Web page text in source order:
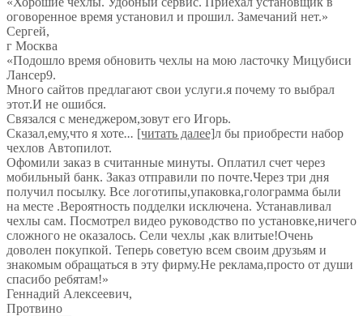
оговоренное время установил и прошил. Замечаний нет.»
Сергей,
г Москва
«Подошло время обновить чехлы на мою ласточку Мицубиси
Лансер9.
Много сайтов предлагают свои услуги.я почему то выбрал
этот.И не ошибся.
Связался с менеджером,зовут его Игорь.
Сказал,ему,что я хоте... [читать далее]л бы приобрести набор
чехлов Автопилот.
Офомили заказ в считанные минуты. Оплатил счет через
мобильный банк. Заказ отправили по почте.Через три дня
получил посылку. Все логотипы,упаковка,голограмма были
на месте .Вероятность подделки исключена. Устанавливал
чехлы сам. Посмотрел видео руководство по установке,ничего
сложного не оказалось. Сели чехлы ,как влитые!Очень
доволен покупкой. Теперь советую всем своим друзьям и
знакомым обращаться в эту фирму.Не реклама,просто от души
спасибо ребятам!»
Геннадий Алексеевич,
Протвино